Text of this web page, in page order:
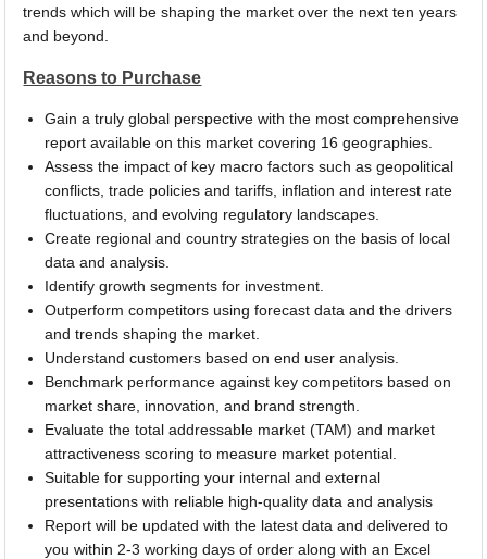
trends which will be shaping the market over the next ten years
and beyond.
Reasons to Purchase
Gain a truly global perspective with the most comprehensive
report available on this market covering 16 geographies.
Assess the impact of key macro factors such as geopolitical
conflicts, trade policies and tariffs, inflation and interest rate
fluctuations, and evolving regulatory landscapes.
Create regional and country strategies on the basis of local
data and analysis.
Identify growth segments for investment.
Outperform competitors using forecast data and the drivers
and trends shaping the market.
Understand customers based on end user analysis.
Benchmark performance against key competitors based on
market share, innovation, and brand strength.
Evaluate the total addressable market (TAM) and market
attractiveness scoring to measure market potential.
Suitable for supporting your internal and external
presentations with reliable high-quality data and analysis
Report will be updated with the latest data and delivered to
you within 2-3 working days of order along with an Excel